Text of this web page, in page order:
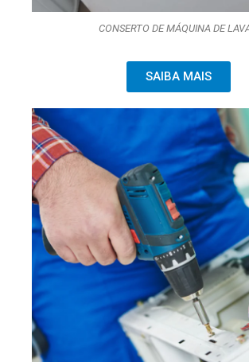
CONSERTO DE MÁQUINA DE
SAIBA MAIS